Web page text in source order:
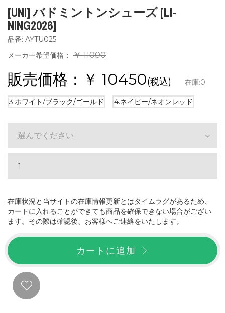
[UNI] バドミントンシューズ [LI-
NING2026]
品番: AYTU025
メーカー希望価格：
￥ 11000
販売価格：￥ 10450(税込) 在庫:0
3.ホワイト/ブラック/ゴールド 4.ネイビー/ネオンレッド
選んでください
在庫状況と当サイトの在庫情報更新とはタイムラグがあるため、
カートに入れることができても商品を確保できない場合がござい
ます。その際は確認後、お客様へご連絡をいたします。
カートに追加